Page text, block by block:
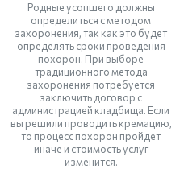
Родные усопшего должны
определиться с методом
захоронения, так как это будет
определять сроки проведения
похорон. При выборе
традиционного метода
захоронения потребуется
заключить договор с
администрацией кладбища. Если
вы решили проводить кремацию,
то процесс похорон пройдет
иначе и стоимость услуг
изменится.